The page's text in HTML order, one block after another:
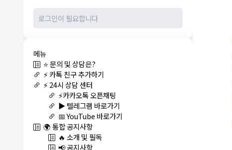
메뉴
⭐ 문의 및 상담은?
⚡ 카톡 친구 추가하기
⚡ 24시 상담 센터
⚡카카오톡 오픈채팅
▶️ 텔레그램 바로가기
📅 YouTube 바로가기
🌍 통합 공지사항
🔥 소개 및 필독
📢 공지사항